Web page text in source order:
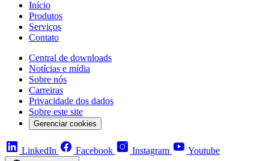
Início
Produtos
Serviços
Contato
Central de downloads
Notícias e mídia
Sobre nós
Carreiras
Privacidade dos dados
Sobre este site
Gerenciar cookies
LinkedIn Facebook Instagram Youtube